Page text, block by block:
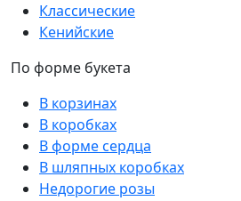
Классические
Кенийские
По форме букета
В корзинах
В коробках
В форме сердца
В шляпных коробках
Недорогие розы